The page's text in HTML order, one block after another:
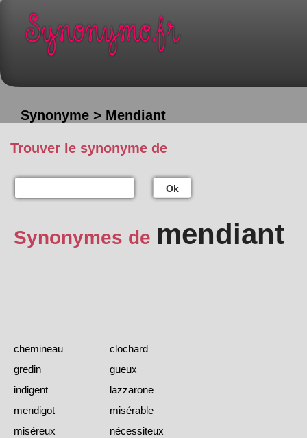
Synonyme > Mendiant
Trouver le synonyme de
Ok
Synonymes de mendiant
chemineau
clochard
gredin
gueux
indigent
lazzarone
mendigot
misérable
miséreux
nécessiteux